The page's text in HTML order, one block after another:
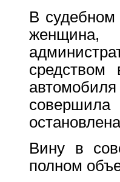
В судебном
Вину в
полном